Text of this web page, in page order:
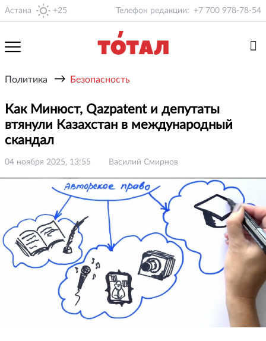
Астана +25 Телефон редакции: +7 700 978-78-54
Политика → Безопасность
Как Минюст, Qazpatent и депутаты
втянули Казахстан в международный
скандал
04 ноября 2025, 13:55 Василий Смирнов